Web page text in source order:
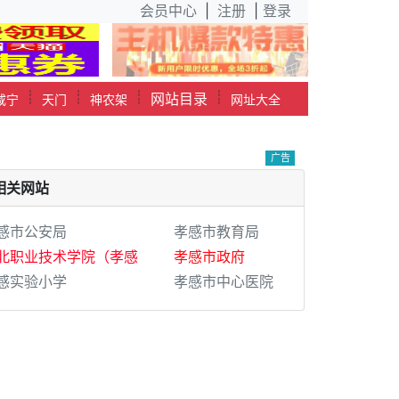
会员中心 注册 登录
宁 ┊ 天门 ┊ 神农架 ┊ 网站目录 ┊ 网址大全
广告
关网站
市公安局
孝感市教育局
职业技术学院（孝感
孝感市政府
实验小学
孝感市中心医院